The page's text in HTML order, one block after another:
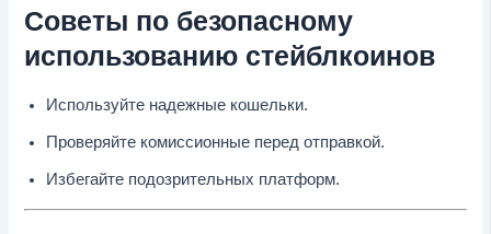
Советы по безопасному
использованию стейблкоинов
Используйте надежные кошельки.
Проверяйте комиссионные перед отправкой.
Избегайте подозрительных платформ.